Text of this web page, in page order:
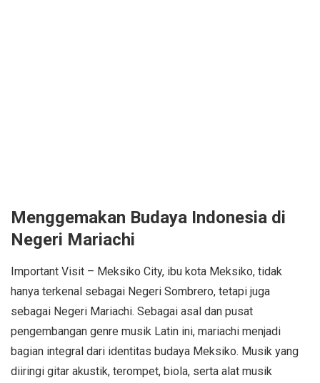
Menggemakan Budaya Indonesia di
Negeri Mariachi
Important Visit – Meksiko City, ibu kota Meksiko, tidak
hanya terkenal sebagai Negeri Sombrero, tetapi juga
sebagai Negeri Mariachi. Sebagai asal dan pusat
pengembangan genre musik Latin ini, mariachi menjadi
bagian integral dari identitas budaya Meksiko. Musik yang
diiringi gitar akustik, terompet, biola, serta alat musik